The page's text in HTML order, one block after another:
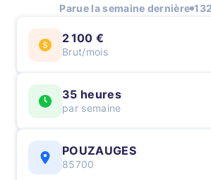
Parue la semaine dernière
2 100 €
Brut/mois
35 heures
par semaine
POUZAUGES
85700